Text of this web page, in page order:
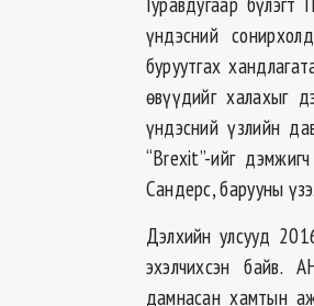
үндэсний
буруутгах
өвүүдийг халахыг
үндэсний үзлийн
“Brexit”-ийг
Сандерс, барууны
Дэлхийн улсууд
эхэлчихсэн байв.
дамнасан хамтын